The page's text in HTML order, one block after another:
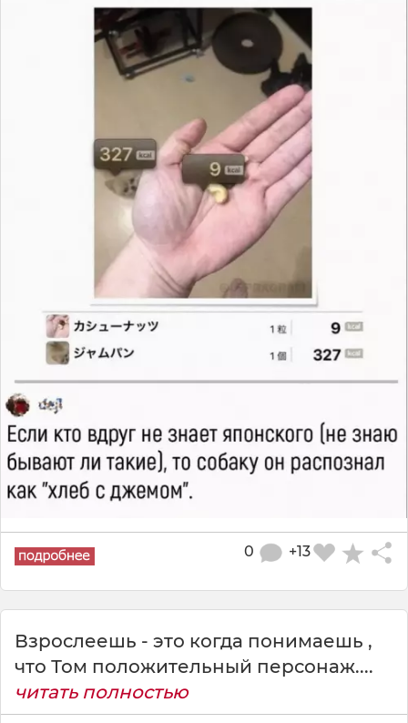
+13
0
Взрослеешь - это когда понимаешь ,
что Том положительный персонаж....
читать полностью